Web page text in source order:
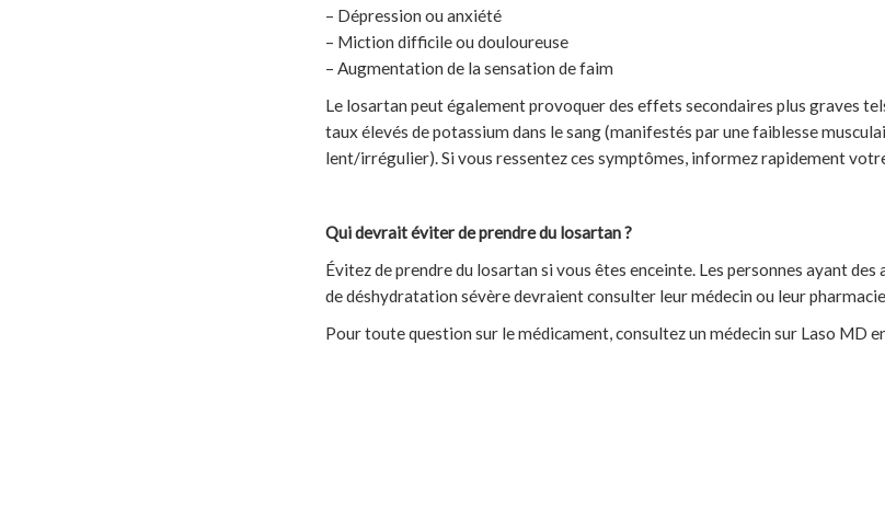
– Dépression ou anxiété
– Miction difficile ou douloureuse
– Augmentation de la sensation de faim
Le losartan peut également provoquer des effets secondaires plus graves
taux élevés de potassium dans le sang (manifestés par une faiblesse
lent/irrégulier). Si vous ressentez ces symptômes, informez rapidement
Qui devrait éviter de prendre du losartan ?
Évitez de prendre du losartan si vous êtes enceinte. Les personnes ayant
de déshydratation sévère devraient consulter leur médecin ou leur
Pour toute question sur le médicament, consultez un médecin sur Laso MD